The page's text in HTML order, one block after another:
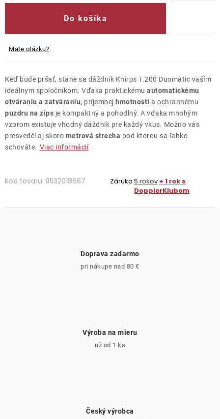
Do košíka
Mate otázku?
Keď bude pršať, stane sa dáždnik Knirps T.200 Duomatic vaším
ideálnym spoločníkom. Vďaka praktickému automatickému
otváraniu a zatváraniu, príjemnej hmotnosti a ochrannému
puzdru na zips je kompaktný a pohodlný. A vďaka mnohým
vzorom existuje vhodný dáždnik pre každý vkus. Možno vás
presvedčí aj skoro metrová strecha pod ktorou sa ľahko
schováte. Viac informácií
Kód tovaru: 9532018667 Záruka 5 rokov + 1 rok s
DopplerKlubom
Doprava zadarmo
pri nákupe nad 80 €
Výroba na mieru
už od 1 ks
Český výrobca